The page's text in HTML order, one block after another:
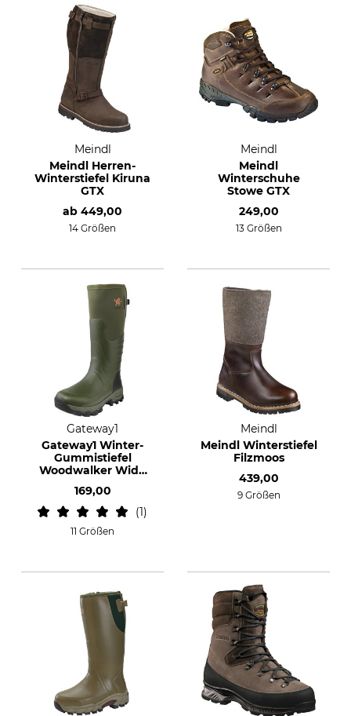
Meindl
Meindl Herren-
Winterstiefel Kiruna
GTX
ab 449,00
14 Größen
Meindl
Meindl
Winterschuhe
Stowe GTX
249,00
13 Größen
Gateway1
Gateway1 Winter-
Gummistiefel
Woodwalker Wide
169,00
1
11 Größen
Meindl
Meindl Winterstiefel
Filzmoos
439,00
9 Größen